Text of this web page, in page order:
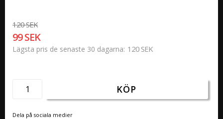
120 SEK
99 SEK
Lägsta pris de senaste 30 dagarna 120 SEK
KÖP
Dela på sociala medier